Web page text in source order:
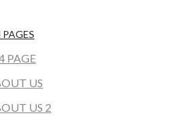
PAGE
US
US 2